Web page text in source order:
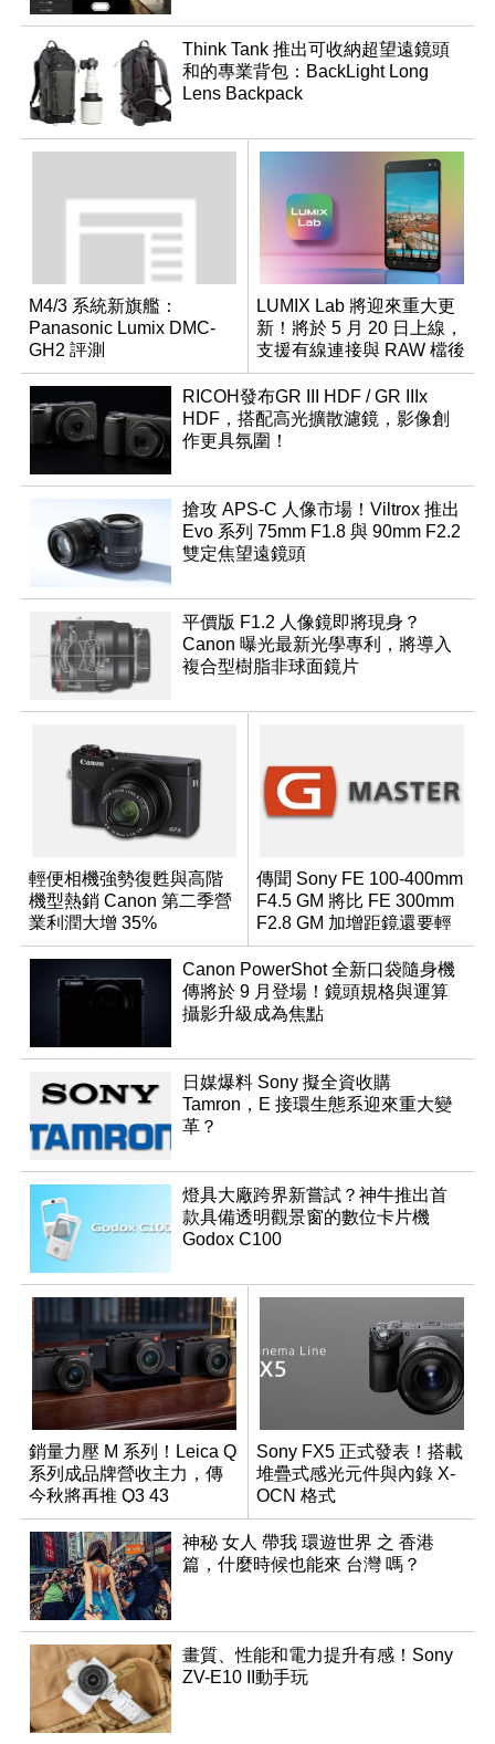
Think Tank 推出可收納超望遠鏡頭
和的專業背包：BackLight Long
Lens Backpack
M4/3 系統新旗艦：
Panasonic Lumix DMC-
GH2 評測
LUMIX Lab 將迎來重大更
新！將於 5 月 20 日上線，
支援有線連接與 RAW 檔後
製
RICOH發布GR III HDF / GR IIIx
HDF，搭配高光擴散濾鏡，影像創
作更具氛圍！
搶攻 APS-C 人像市場！Viltrox 推出
Evo 系列 75mm F1.8 與 90mm F2.2
雙定焦望遠鏡頭
平價版 F1.2 人像鏡即將現身？
Canon 曝光最新光學專利，將導入
複合型樹脂非球面鏡片
輕便相機強勢復甦與高階
機型熱銷 Canon 第二季營
業利潤大增 35%
傳聞 Sony FE 100-400mm
F4.5 GM 將比 FE 300mm
F2.8 GM 加增距鏡還要輕
巧？
Canon PowerShot 全新口袋隨身機
傳將於 9 月登場！鏡頭規格與運算
攝影升級成為焦點
日媒爆料 Sony 擬全資收購
Tamron，E 接環生態系迎來重大變
革？
燈具大廠跨界新嘗試？神牛推出首
款具備透明觀景窗的數位卡片機
Godox C100
銷量力壓 M 系列！Leica Q
系列成品牌營收主力，傳
今秋將再推 Q3 43
Monochrom
Sony FX5 正式發表！搭載
堆疊式感光元件與內錄 X-
OCN 格式
神秘 女人 帶我 環遊世界 之 香港
篇，什麼時候也能來 台灣 嗎？
畫質、性能和電力提升有感！Sony
ZV-E10 II動手玩